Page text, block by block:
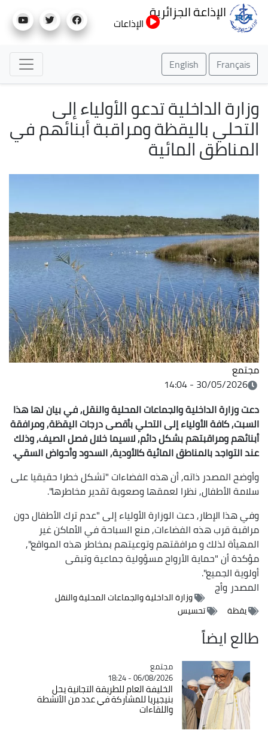
إلى
الإذاعة الجزائرية
الإذاعات
Français
English
وزارة الداخلية تدعو الأولياء إلى
التحلي باليقظة ومراقبة أبنائهم في
المناطق المائية
مجتمع
30/05/2026 - 14:04
دعت وزارة الداخلية والجماعات المحلية والنقل, في بيان لها هذا
السبت, كافة الأولياء إلى التحلي بأقصى درجات اليقظة, ومرافقة
أبنائهم ومراقبتهم بشكل دائم, لاسيما خلال فصل الصيف, وذلك
عند التواجد بالمناطق المائية كالأودية, السدود وأحواض السقي.
وأوضح المصدر ذاته, أن هذه الفضاءات "تشكل خطرا حقيقيا على
سلامة الأطفال, نظرا لعمقها وصعوبة تقدير مخاطرها".
وفي هذا الإطار, دعت الوزارة الأولياء إلى "عدم ترك الأطفال دون
مراقبة قرب هذه الفضاءات, منع السباحة في الأماكن غير
المهيأة لذلك و مرافقتهم وتوعيتهم بمخاطر هذه المواقع",
مؤكدة أن "حماية الأرواح مسؤولية جماعية وتبقى
أولوية الجميع".
المصدروأج
وزارة الداخلية والجماعات المحلية والنقل
يقظة
تحسيس
طالع ايضاً
Catégorie
مجتمع
06/08/2026 - 18:24
الخليفة العام للطريقة التجانية يحل
بنيجيريا للمشاركة في عدد من الأنشطة
واللقاءات